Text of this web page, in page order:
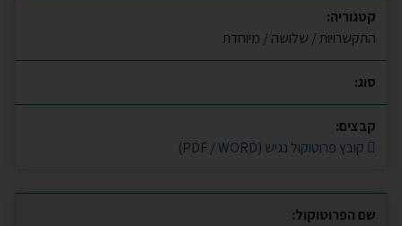
קטגוריה:
התקשרויות / שלושה / מיוחדת
סוג:
קבצים:
קובץ פרוטוקול נגיש (PDF / WORD)
שם הפרוטוקול: